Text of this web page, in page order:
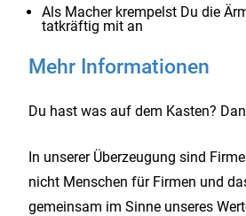
Als Macher krempelst Du die
tatkräftig mit an
Mehr Informationen
Du hast was auf dem Kasten?
In unserer Überzeugung sind
nicht Menschen für Firmen und
gemeinsam im Sinne unseres